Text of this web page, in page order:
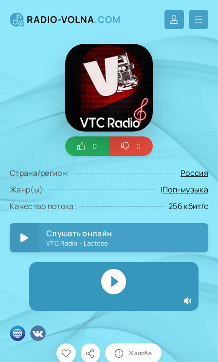
RADIO-VOLNA.COM
0 0
Страна/регион:
Россия
Жанр(ы):
|Поп-музыка
Качество потока:
256 кбит/с
Слушать онлайн
VTC Radio - Lactose
Жалоба